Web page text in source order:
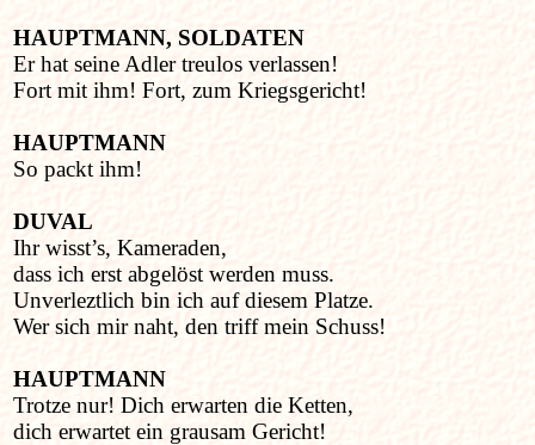
HAUPTMANN, SOLDATEN
Er hat seine Adler treulos verlassen!
Fort mit ihm! Fort, zum Kriegsgericht!
HAUPTMANN
So packt ihm!
DUVAL
Ihr wisst’s, Kameraden,
dass ich erst abgelöst werden muss.
Unverleztlich bin ich auf diesem Platze.
Wer sich mir naht, den triff mein Schuss!
HAUPTMANN
Trotze nur! Dich erwarten die Ketten,
dich erwartet ein grausam Gericht!